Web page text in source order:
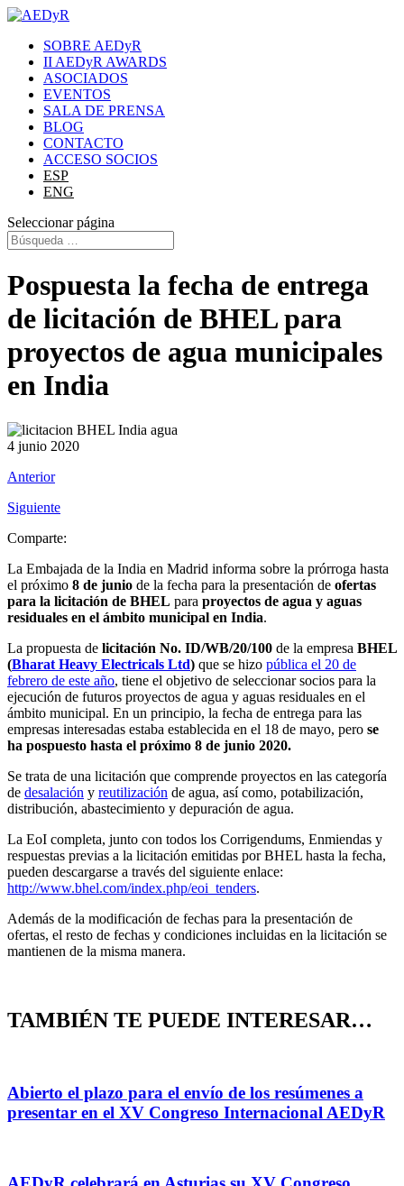
SOBRE AEDyR
II AEDyR AWARDS
ASOCIADOS
EVENTOS
SALA DE PRENSA
BLOG
CONTACTO
ACCESO SOCIOS
ESP
ENG
Seleccionar página
Pospuesta la fecha de entrega
de licitación de BHEL para
proyectos de agua municipales
en India
4 junio 2020
Anterior
Siguiente
Comparte:
La Embajada de la India en Madrid informa sobre la prórroga hasta
el próximo 8 de junio de la fecha para la presentación de ofertas
para la licitación de BHEL para proyectos de agua y aguas
residuales en el ámbito municipal en India.
La propuesta de licitación No. ID/WB/20/100 de la empresa BHEL
(Bharat Heavy Electricals Ltd) que se hizo pública el 20 de
febrero de este año, tiene el objetivo de seleccionar socios para la
ejecución de futuros proyectos de agua y aguas residuales en el
ámbito municipal. En un principio, la fecha de entrega para las
empresas interesadas estaba establecida en el 18 de mayo, pero se
ha pospuesto hasta el próximo 8 de junio 2020.
Se trata de una licitación que comprende proyectos en las categoría
de desalación y reutilización de agua, así como, potabilización,
distribución, abastecimiento y depuración de agua.
La EoI completa, junto con todos los Corrigendums, Enmiendas y
respuestas previas a la licitación emitidas por BHEL hasta la fecha,
pueden descargarse a través del siguiente enlace:
http://www.bhel.com/index.php/eoi_tenders.
Además de la modificación de fechas para la presentación de
ofertas, el resto de fechas y condiciones incluidas en la licitación se
mantienen de la misma manera.
TAMBIÉN TE PUEDE INTERESAR…
Abierto el plazo para el envío de los resúmenes a
presentar en el XV Congreso Internacional AEDyR